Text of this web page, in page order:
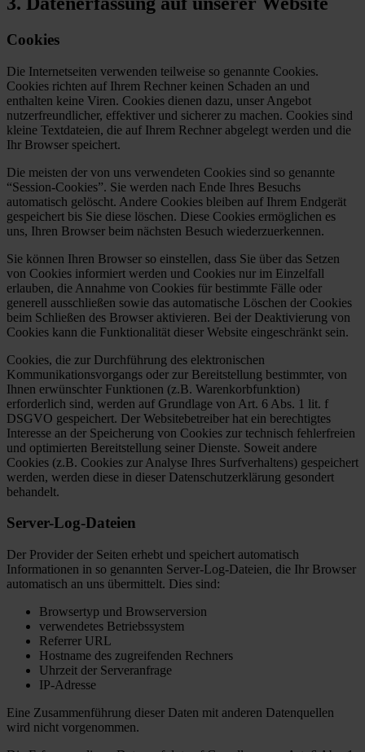
Cookies
Die Internetseiten verwenden teilweise so genannte Cookies.
Cookies richten auf Ihrem Rechner keinen Schaden an und
enthalten keine Viren. Cookies dienen dazu, unser Angebot
nutzerfreundlicher, effektiver und sicherer zu machen. Cookies sind
kleine Textdateien, die auf Ihrem Rechner abgelegt werden und die
Ihr Browser speichert.
Die meisten der von uns verwendeten Cookies sind so genannte
“Session-Cookies”. Sie werden nach Ende Ihres Besuchs
automatisch gelöscht. Andere Cookies bleiben auf Ihrem Endgerät
gespeichert bis Sie diese löschen. Diese Cookies ermöglichen es
uns, Ihren Browser beim nächsten Besuch wiederzuerkennen.
Sie können Ihren Browser so einstellen, dass Sie über das Setzen
von Cookies informiert werden und Cookies nur im Einzelfall
erlauben, die Annahme von Cookies für bestimmte Fälle oder
generell ausschließen sowie das automatische Löschen der Cookies
beim Schließen des Browser aktivieren. Bei der Deaktivierung von
Cookies kann die Funktionalität dieser Website eingeschränkt sein.
Cookies, die zur Durchführung des elektronischen
Kommunikationsvorgangs oder zur Bereitstellung bestimmter, von
Ihnen erwünschter Funktionen (z.B. Warenkorbfunktion)
erforderlich sind, werden auf Grundlage von Art. 6 Abs. 1 lit. f
DSGVO gespeichert. Der Websitebetreiber hat ein berechtigtes
Interesse an der Speicherung von Cookies zur technisch fehlerfreien
und optimierten Bereitstellung seiner Dienste. Soweit andere
Cookies (z.B. Cookies zur Analyse Ihres Surfverhaltens) gespeichert
werden, werden diese in dieser Datenschutzerklärung gesondert
behandelt.
Server-Log-Dateien
Der Provider der Seiten erhebt und speichert automatisch
Informationen in so genannten Server-Log-Dateien, die Ihr Browser
automatisch an uns übermittelt. Dies sind:
Browsertyp und Browserversion
verwendetes Betriebssystem
Referrer URL
Hostname des zugreifenden Rechners
Uhrzeit der Serveranfrage
IP-Adresse
Eine Zusammenführung dieser Daten mit anderen Datenquellen
wird nicht vorgenommen.